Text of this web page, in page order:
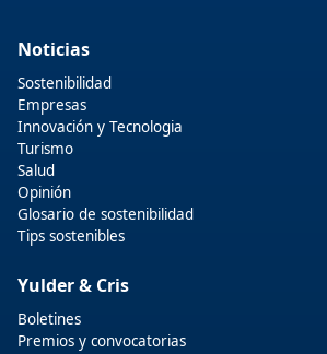
Noticias
Sostenibilidad
Empresas
Innovación y Tecnologia
Turismo
Salud
Opinión
Glosario de sostenibilidad
Tips sostenibles
Yulder & Cris
Boletines
Premios y convocatorias